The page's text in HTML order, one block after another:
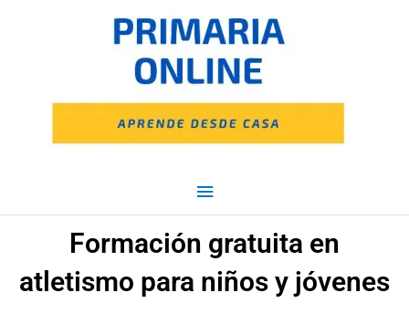
Menú
principal
Formación gratuita en
atletismo para niños y jóvenes